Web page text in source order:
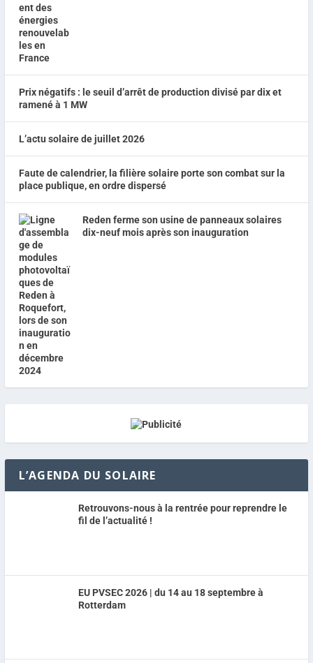
Prix négatifs : le seuil d’arrêt de production divisé par dix et
ramené à 1 MW
L’actu solaire de juillet 2026
Faute de calendrier, la filière solaire porte son combat sur la
place publique, en ordre dispersé
Reden ferme son usine de panneaux solaires
dix-neuf mois après son inauguration
L’AGENDA DU SOLAIRE
Retrouvons-nous à la rentrée pour reprendre le
fil de l’actualité !
EU PVSEC 2026 | du 14 au 18 septembre à
Rotterdam